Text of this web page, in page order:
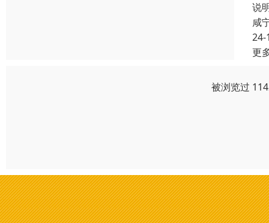
说
咸
24-
更
被浏览过